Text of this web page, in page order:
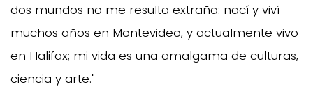
dos mundos no me resulta extraña: nací y viví
muchos años en Montevideo, y actualmente vivo
en Halifax; mi vida es una amalgama de culturas,
ciencia y arte."